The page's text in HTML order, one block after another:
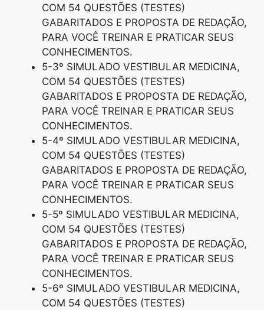
COM 54 QUESTÕES (TESTES)
GABARITADOS E PROPOSTA DE REDAÇÃO,
PARA VOCÊ TREINAR E PRATICAR SEUS
CONHECIMENTOS.
5-3º SIMULADO VESTIBULAR MEDICINA,
COM 54 QUESTÕES (TESTES)
GABARITADOS E PROPOSTA DE REDAÇÃO,
PARA VOCÊ TREINAR E PRATICAR SEUS
CONHECIMENTOS.
5-4º SIMULADO VESTIBULAR MEDICINA,
COM 54 QUESTÕES (TESTES)
GABARITADOS E PROPOSTA DE REDAÇÃO,
PARA VOCÊ TREINAR E PRATICAR SEUS
CONHECIMENTOS.
5-5º SIMULADO VESTIBULAR MEDICINA,
COM 54 QUESTÕES (TESTES)
GABARITADOS E PROPOSTA DE REDAÇÃO,
PARA VOCÊ TREINAR E PRATICAR SEUS
CONHECIMENTOS.
5-6º SIMULADO VESTIBULAR MEDICINA,
COM 54 QUESTÕES (TESTES)